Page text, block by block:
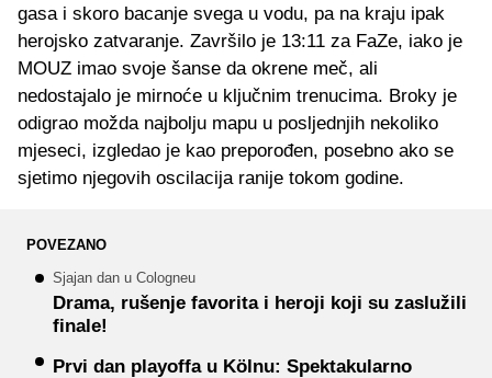
gasa i skoro bacanje svega u vodu, pa na kraju ipak
herojsko zatvaranje. Završilo je 13:11 za FaZe, iako je
MOUZ imao svoje šanse da okrene meč, ali
nedostajalo je mirnoće u ključnim trenucima. Broky je
odigrao možda najbolju mapu u posljednjih nekoliko
mjeseci, izgledao je kao preporođen, posebno ako se
sjetimo njegovih oscilacija ranije tokom godine.
POVEZANO
Sjajan dan u Cologneu
Drama, rušenje favorita i heroji koji su zaslužili
finale!
Prvi dan playoffa u Kölnu: Spektakularno